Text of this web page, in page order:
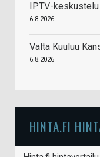
IPTV-keskustelu
6.8.2026
Valta Kuuluu
6.8.2026
HINTA.FI